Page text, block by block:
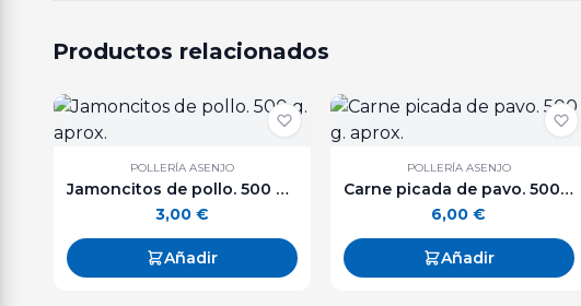
Productos relacionados
POLLERÍA ASENJO
Jamoncitos de pollo. 500 g. aprox.
3,00 €
Añadir
POLLERÍA ASENJO
Carne picada de pavo. 500 g. aprox.
6,00€
Añadir